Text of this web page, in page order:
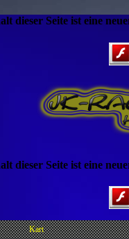
dieser Seite ist eine
dieser Seite ist eine
Kart